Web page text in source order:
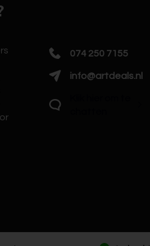
074 250 7155
info@artdeals.nl